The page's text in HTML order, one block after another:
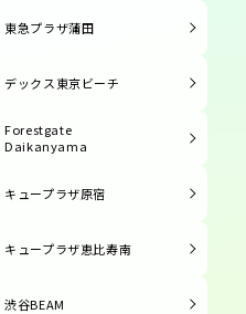
東急プラザ蒲田
デックス東京ビーチ
Forestgate
Daikanyama
キュープラザ原宿
キュープラザ恵比寿南
渋谷BEAM